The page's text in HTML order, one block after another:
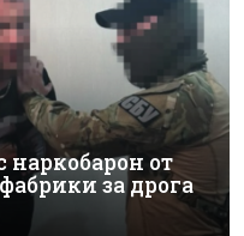
наркобарон от
за дрога